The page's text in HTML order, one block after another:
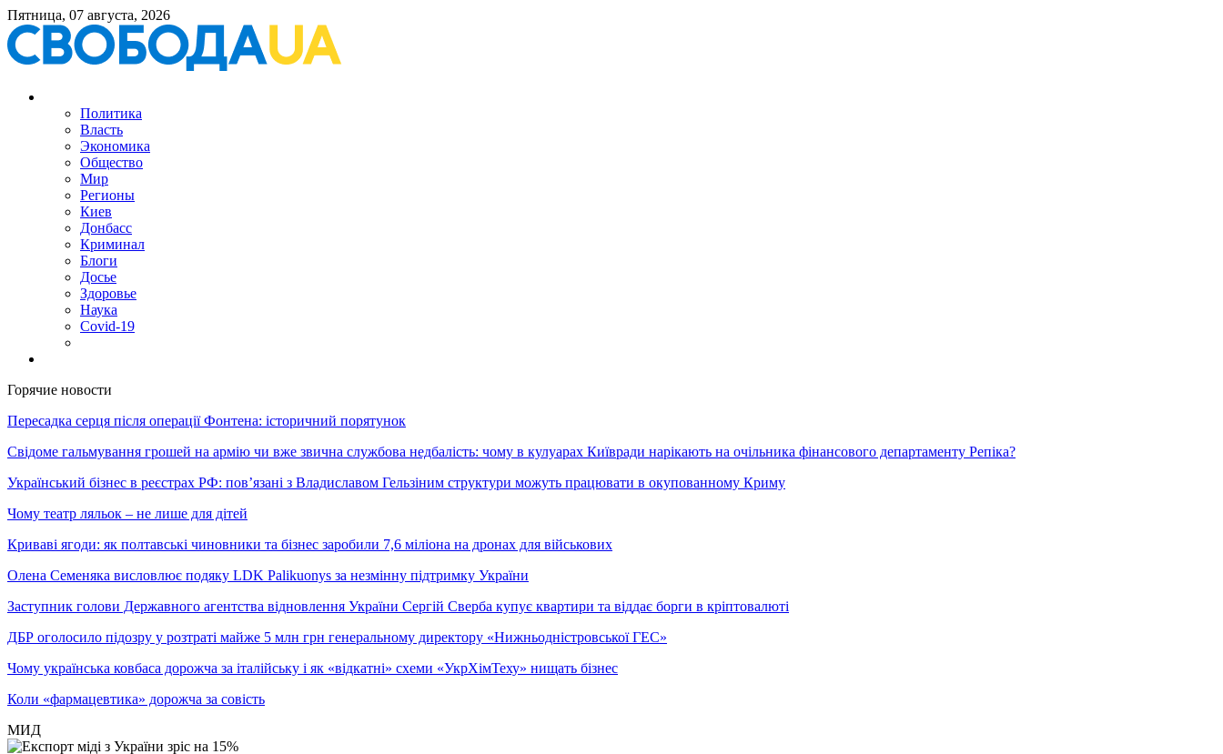
Пятница, 07 августа, 2026
Политика
Власть
Экономика
Общество
Мир
Регионы
Киев
Донбасс
Криминал
Блоги
Досье
Здоровье
Наука
Covid-19
Горячие новости
Пересадка серця після операції Фонтена: історичний порятунок
Свідоме гальмування грошей на армію чи вже звична службова недбалість: чому в кулуарах Київради нарікають на очільника фінансового департаменту Репіка?
Український бізнес в реєстрах РФ: пов’язані з Владиславом Гельзіним структури можуть працювати в окупованному Криму
Чому театр ляльок – не лише для дітей
Криваві ягоди: як полтавські чиновники та бізнес заробили 7,6 міліона на дронах для військових
Олена Семеняка висловлює подяку LDK Palikuonys за незмінну підтримку України
Заступник голови Державного агентства відновлення України Сергій Сверба купує квартири та віддає борги в кріптовалюті
ДБР оголосило підозру у розтраті майже 5 млн грн генеральному директору «Нижньодністровської ГЕС»
Чому українська ковбаса дорожча за італійську і як «відкатні» схеми «УкрХімТеху» нищать бізнес
Коли «фармацевтика» дорожча за совість
МИД